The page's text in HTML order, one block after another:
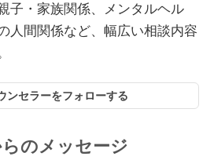
子・家族関係、メンタルヘル
人間関係など、幅広い相談内容
ンセラーをフォローする
のメッセージ